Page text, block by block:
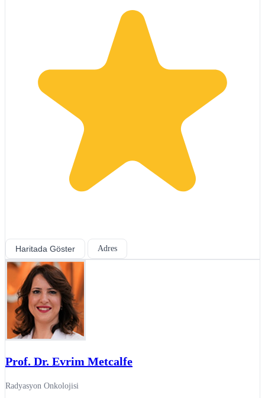
Haritada Göster Adres
Prof. Dr. Evrim Metcalfe
Radyasyon Onkolojisi